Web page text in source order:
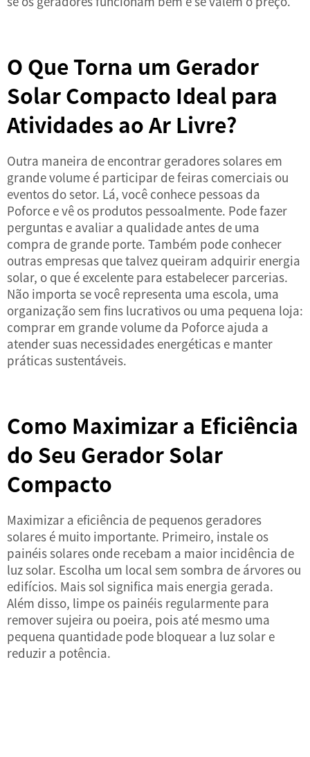
O Que Torna um Gerador
Solar Compacto Ideal para
Atividades ao Ar Livre?
Outra maneira de encontrar geradores solares em
grande volume é participar de feiras comerciais ou
eventos do setor. Lá, você conhece pessoas da
Poforce e vê os produtos pessoalmente. Pode fazer
perguntas e avaliar a qualidade antes de uma
compra de grande porte. Também pode conhecer
outras empresas que talvez queiram adquirir energia
solar, o que é excelente para estabelecer parcerias.
Não importa se você representa uma escola, uma
organização sem fins lucrativos ou uma pequena loja:
comprar em grande volume da Poforce ajuda a
atender suas necessidades energéticas e manter
práticas sustentáveis.
Como Maximizar a Eficiência
do Seu Gerador Solar
Compacto
Maximizar a eficiência de pequenos geradores
solares é muito importante. Primeiro, instale os
painéis solares onde recebam a maior incidência de
luz solar. Escolha um local sem sombra de árvores ou
edifícios. Mais sol significa mais energia gerada.
Além disso, limpe os painéis regularmente para
remover sujeira ou poeira, pois até mesmo uma
pequena quantidade pode bloquear a luz solar e
reduzir a potência.